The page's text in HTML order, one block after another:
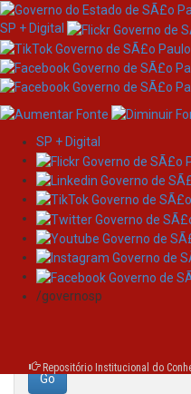
Skip
navigation
SP + Digital
SP + Digital
/governosp
Repositório Institucional do
Search
Search: